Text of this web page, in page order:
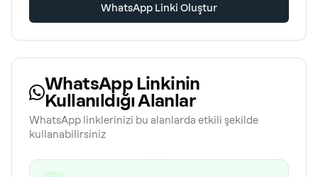
WhatsApp Linki Oluştur
WhatsApp Linkinin
Kullanıldığı Alanlar
WhatsApp linklerinizi bu alanlarda etkili şekilde
kullanabilirsiniz